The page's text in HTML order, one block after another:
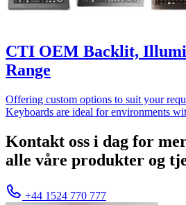
CTI OEM Backlit,
Range
Offering custom options to suit your
Keyboards are ideal for environments
Kontakt oss i dag for
alle våre produkter og
+44 1524 770 777